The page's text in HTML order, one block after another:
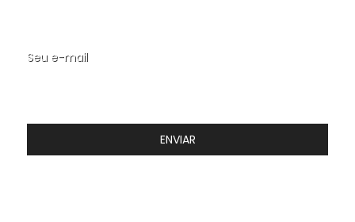
Seu e-mail
ENVIAR